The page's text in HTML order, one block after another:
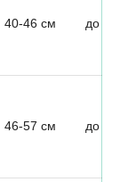
40-46 см до 4,5
46-57 см до 4,5